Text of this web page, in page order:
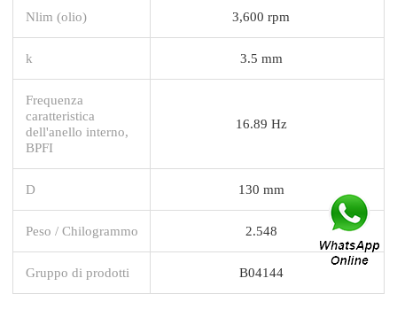
Nlim (olio) 3,600 rpm
k 3.5 mm
Frequenza
caratteristica
dell'anello interno,
BPFI
16.89 Hz
D 130 mm
Peso / Chilogrammo 2.548
Gruppo di prodotti B04144